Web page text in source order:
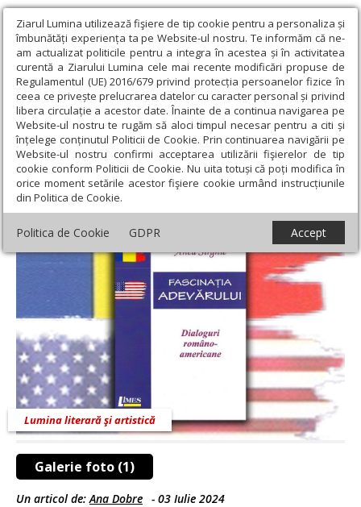
Ziarul Lumina utilizează fişiere de tip cookie pentru a personaliza și
îmbunătăți experiența ta pe Website-ul nostru. Te informăm că ne-
am actualizat politicile pentru a integra în acestea și în activitatea
curentă a Ziarului Lumina cele mai recente modificări propuse de
Regulamentul (UE) 2016/679 privind protecția persoanelor fizice în
ceea ce privește prelucrarea datelor cu caracter personal și privind
libera circulație a acestor date. Înainte de a continua navigarea pe
Website-ul nostru te rugăm să aloci timpul necesar pentru a citi și
înțelege conținutul Politicii de Cookie. Prin continuarea navigării pe
Website-ul nostru confirmi acceptarea utilizării fişierelor de tip
cookie conform Politicii de Cookie. Nu uita totuși că poți modifica în
orice moment setările acestor fişiere cookie urmând instrucțiunile
din Politica de Cookie.
Politica de Cookie GDPR Accept
Ziarul Lumina › Educaţie și Cultură › Lumina literară şi artistică ›
Prezențe și permanențe românești
Prezențe și permanențe românești
Galerie foto (1)
Lumina literară şi artistică
Un articol de: Ana Dobre - 03 Iulie 2024